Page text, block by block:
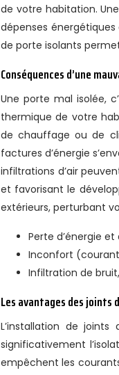
de votre habitation.
dépenses
de porte isolants
Conséquences d’une
Une porte mal isolée,
thermique de votre
de chauffage ou de
factures d’énergie
infiltrations d’air
et favorisant le
extérieurs, perturbant
Perte d’énergie
Inconfort
Infiltration de
Les avantages des joints
L’installation de
significativement
empêchent les